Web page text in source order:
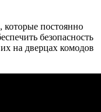
которые постоянно
безопасность
на дверцах комодов